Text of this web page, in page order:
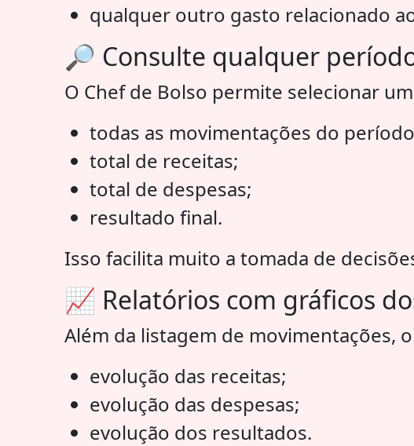
qualquer outro gasto relacionado
🔎 Consulte qualquer
O Chef de Bolso permite selecionar
todas as movimentações do
total de receitas;
total de despesas;
resultado final.
Isso facilita muito a tomada de
📈 Relatórios com gráficos
Além da listagem de movimentações,
evolução das receitas;
evolução das despesas;
evolução dos resultados.